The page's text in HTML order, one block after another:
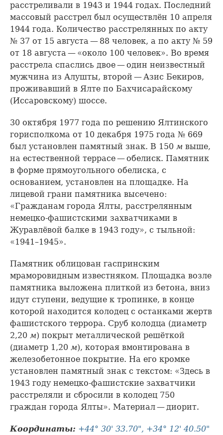
расстреливали в 1943 и 1944 годах. Последний
массовый расстрел был осуществлён 10 апреля
1944 года. Количество расстрелянных по акту
№ 37 от 15 августа — 88 человек, а по акту № 59
от 18 августа — «около 100 человек». Во время
расстрела спаслись двое — один неизвестный
мужчина из Алушты, второй — Азис Бекиров,
проживавший в Ялте по Бахчисарайскому
(Иссаровскому) шоссе.
30 октября 1977 года по решению Ялтинского
горисполкома от 10 декабря 1975 года № 669
был установлен памятный знак. В 150 м выше,
на естественной террасе — обелиск. Памятник
в форме прямоугольного обелиска, с
основанием, установлен на площадке. На
лицевой грани памятника высечено:
«Гражданам города Ялты, расстрелянным
немецко-фашистскими захватчиками в
Журавлёвой балке в 1943 году», с тыльной:
«1941–1945».
Памятник облицован гаспринским
мраморовидным известняком. Площадка возле
памятника выложена плиткой из бетона, вниз
идут ступени, ведущие к тропинке, в конце
которой находится колодец с останками жертв
фашистского террора. Сруб колодца (диаметр
2,20 м) покрыт металлической решёткой
(диаметр 1,20 м), которая вмонтирована в
железобетонное покрытие. На его кромке
установлен памятный знак с текстом: «Здесь в
1943 году немецко-фашистские захватчики
расстреляли и сбросили в колодец 750
граждан города Ялты». Материал — диорит.
Координаты: +44° 30' 33.70", +34° 12' 40.50"